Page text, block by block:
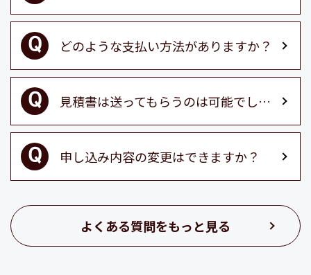
どのような支払い方法がありますか？
見積書は送ってもらうのは可能でしょうか？
申し込み内容の変更はできますか？
よくある質問をもっと見る